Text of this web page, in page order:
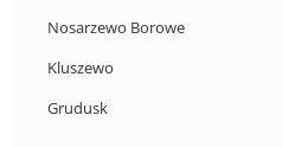
Nosarzewo Borowe
Kluszewo
Grudusk